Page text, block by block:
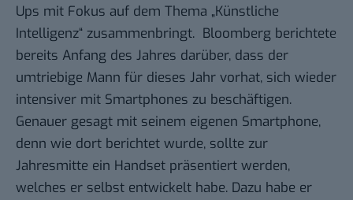
Ups mit Fokus auf dem Thema „Künstliche
Intelligenz“ zusammenbringt. Bloomberg berichtete
bereits Anfang des Jahres darüber, dass der
umtriebige Mann für dieses Jahr vorhat, sich wieder
intensiver mit Smartphones zu beschäftigen.
Genauer gesagt mit seinem eigenen Smartphone,
denn wie dort berichtet wurde, sollte zur
Jahresmitte ein Handset präsentiert werden,
welches er selbst entwickelt habe. Dazu habe er